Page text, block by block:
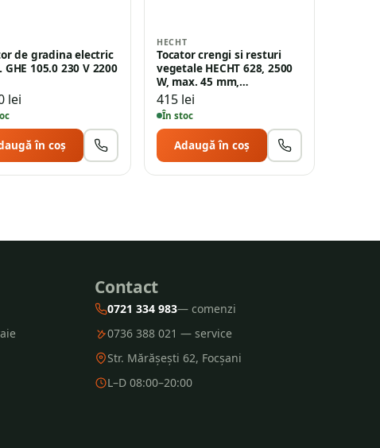
de gradina electric
GHE 105.0 230 V 2200
lei
în coș
HECHT
Tocator crengi si resturi
vegetale HECHT 628, 2500
W, max. 45 mm,…
415 lei
În stoc
Adaugă în coș
Contact
0721 334 983— comenzi
0736 388 021 — service
Str. Mărășești 62, Focșani
L–D 08:00–20:00